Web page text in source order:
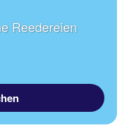
Reedereien